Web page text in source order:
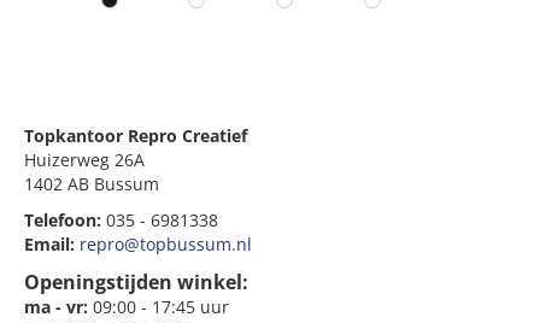
Topkantoor Repro Creatief
Huizerweg 26A
1402 AB Bussum
Telefoon: 035 - 6981338
Email: repro@topbussum.nl
Openingstijden winkel:
ma - vr: 09:00 - 17:45 uur